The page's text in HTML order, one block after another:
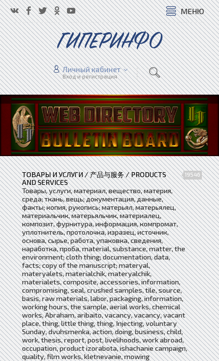
МЕНЮ
ГИПЕРИНФО
Личный кабинет
Вход и регистрация
ТОВАРЫ И УСЛУГИ / 产品与服务 / PRODUCTS
AND SERVICES
19546
Товары, услуги, материал, вещество, материя,
среда; ткань, вещь; документация, данные,
факты; копия, рукопись; матерьял, матерьялец,
материальчик, матерьяльчик, материалец,
композит, фурнитура, информация, компромат,
уплотнитель, протолочка, изразец, источник,
основа, сырье, работа, упаковка, сведения,
наработка, проба, material, substance, matter, the
environment; cloth thing; documentation, data,
facts; copy of the manuscript; materyal,
materyalets, materialchik, materyalchik,
materialets, composite, accessories, information,
compromising, seal, crushed samples, tile, source,
basis, raw materials, labor, packaging, information,
working hours, the sample, aerial works, chemical
works, Abraham, aribaito, vacancy, vacancy, vacant
place, thing, little thing, thing, Injecting, voluntary
Sunday, dvuhsmenka, action, doing, business, child,
work, thesis, report, post, livelihoods, work abroad,
occupation, product izorabota, ishachanie campaign,
quality, film works, kletnevanie, mowing